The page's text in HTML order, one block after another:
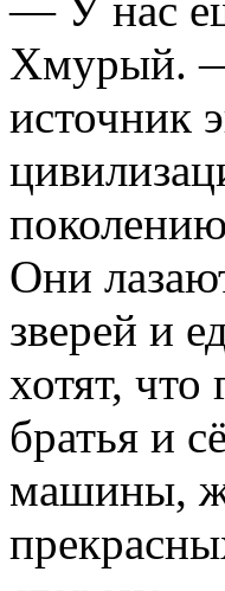
Хмурый. —
источник
Они
зверей и
хотят, что
братья и
машины,